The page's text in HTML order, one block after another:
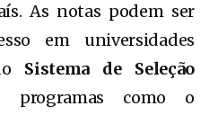
As notas podem ser
em universidades
Sistema de Seleção
como o